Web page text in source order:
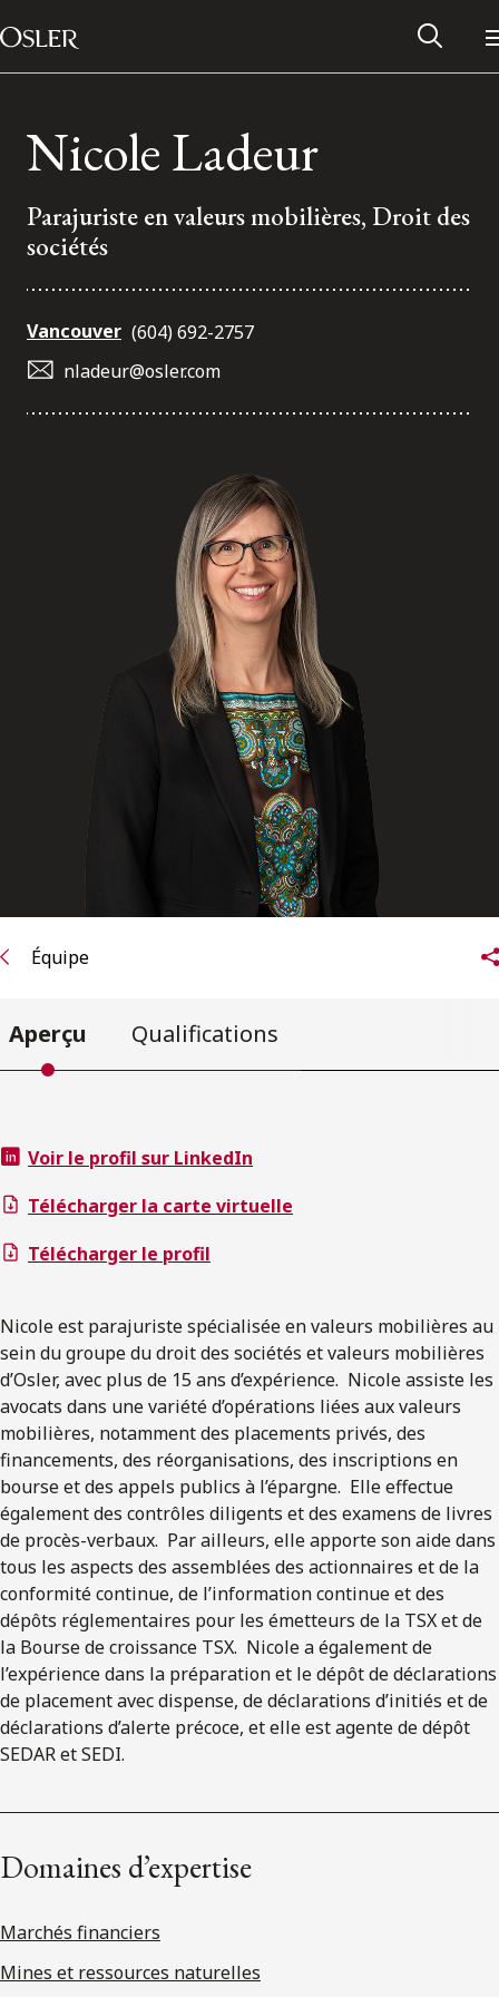
Passer au contenu
Main Navigation
Réseau des anciens d’Osler
S’abonner aux articles Osler
Nicole Ladeur
Parajuriste en valeurs mobilières, Droit des
sociétés
Vancouver (604) 692-2757
nladeur@osler.com
Équipe
Aperçu Qualifications
Voir le profil sur LinkedIn
Télécharger la carte virtuelle
Télécharger le profil
Nicole est parajuriste spécialisée en valeurs mobilières au
sein du groupe du droit des sociétés et valeurs mobilières
d’Osler, avec plus de 15 ans d’expérience. Nicole assiste les
avocats dans une variété d’opérations liées aux valeurs
mobilières, notamment des placements privés, des
financements, des réorganisations, des inscriptions en
bourse et des appels publics à l’épargne. Elle effectue
également des contrôles diligents et des examens de livres
de procès-verbaux. Par ailleurs, elle apporte son aide dans
tous les aspects des assemblées des actionnaires et de la
conformité continue, de l’information continue et des
dépôts réglementaires pour les émetteurs de la TSX et de
la Bourse de croissance TSX. Nicole a également de
l’expérience dans la préparation et le dépôt de déclarations
de placement avec dispense, de déclarations d’initiés et de
déclarations d’alerte précoce, et elle est agente de dépôt
SEDAR et SEDI.
Domaines d’expertise
Marchés financiers
Mines et ressources naturelles